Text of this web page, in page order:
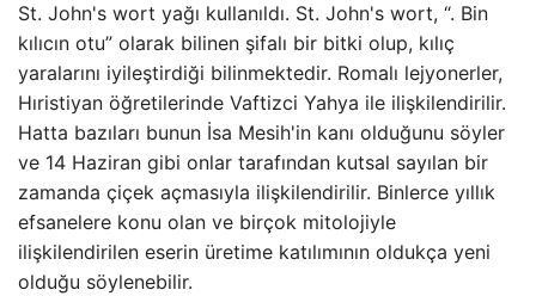
St. John's wort yağı kullanıldı. St. John's wort, “. Bin
kılıcın otu” olarak bilinen şifalı bir bitki olup, kılıç
yaralarını iyileştirdiği bilinmektedir. Romalı lejyonerler,
Hıristiyan öğretilerinde Vaftizci Yahya ile ilişkilendirilir.
Hatta bazıları bunun İsa Mesih'in kanı olduğunu söyler
ve 14 Haziran gibi onlar tarafından kutsal sayılan bir
zamanda çiçek açmasıyla ilişkilendirilir. Binlerce yıllık
efsanelere konu olan ve birçok mitolojiyle
ilişkilendirilen eserin üretime katılımının oldukça yeni
olduğu söylenebilir.